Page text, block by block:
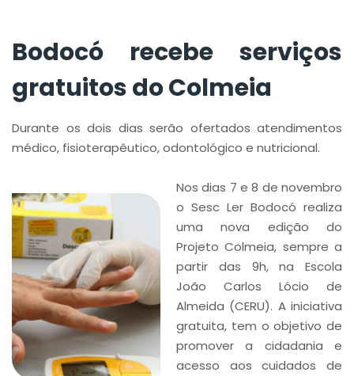
Bodocó recebe serviços
gratuitos do Colmeia
Durante os dois dias serão ofertados atendimentos
médico, fisioterapêutico, odontológico e nutricional.
Nos dias 7 e 8 de novembro
o Sesc Ler Bodocó realiza
uma nova edição do
Projeto Colmeia, sempre a
partir das 9h, na Escola
João Carlos Lócio de
Almeida (CERU). A iniciativa
gratuita, tem o objetivo de
promover a cidadania e
acesso aos cuidados de